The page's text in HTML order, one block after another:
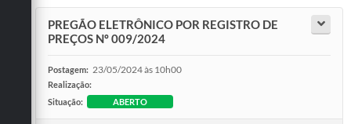
Ouvidoria
Galeria de Vídeos
PREGÃO ELETRÔNICO POR REGISTRO DE
PREÇOS Nº 009/2024
Postagem: 23/05/2024 às 10h00
Realização:
Situação:
ABERTO